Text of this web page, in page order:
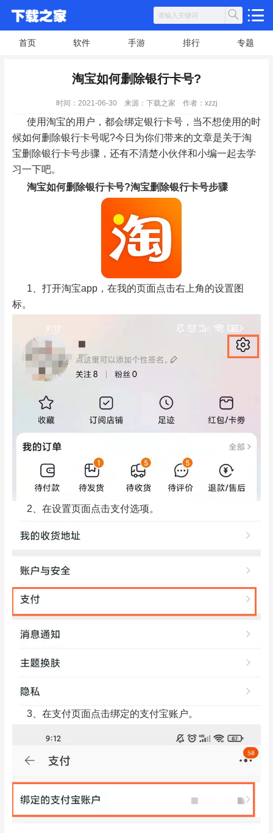
首页 软件 手游 排行 专题
淘宝如何删除银行卡号?
时间：2021-06-30 来源：下载之家 作者：xzzj
使用淘宝的用户，都会绑定银行卡号，当不想使用的时
候如何删除银行卡号呢?今日为你们带来的文章是关于淘
宝删除银行卡号步骤，还有不清楚小伙伴和小编一起去学
习一下吧。
淘宝如何删除银行卡号?淘宝删除银行卡号步骤
1、打开淘宝app，在我的页面点击右上角的设置图
标。
2、在设置页面点击支付选项。
3、在支付页面点击绑定的支付宝账户。